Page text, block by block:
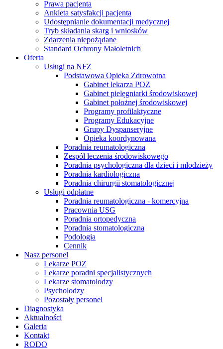
Prawa pacjenta
Ankieta satysfakcji pacjenta
Udostępnianie dokumentacji medycznej
Tryb składania skarg i wniosków
Zdarzenia niepożądane
Standard Ochrony Małoletnich
Oferta
Usługi na NFZ
Podstawowa Opieka Zdrowotna
Gabinet lekarza POZ
Gabinet pielęgniarki środowiskowej
Gabinet położnej środowiskowej
Programy profilaktyczne
Programy Edukacyjne
Grupy Dyspanseryjne
Opieka koordynowana
Poradnia reumatologiczna
Zespół leczenia środowiskowego
Poradnia psychologiczna dla dzieci i młodzieży
Poradnia kardiologiczna
Poradnia chirurgii stomatologicznej
Usługi odpłatne
Poradnia reumatologiczna - komercyjna
Pracownia USG
Poradnia ortopedyczna
Poradnia stomatologiczna
Podologia
Cennik
Nasz personel
Lekarze POZ
Lekarze poradni specjalistycznych
Lekarze stomatolodzy
Psycholodzy
Pozostały personel
Diagnostyka
Aktualności
Galeria
Kontakt
RODO